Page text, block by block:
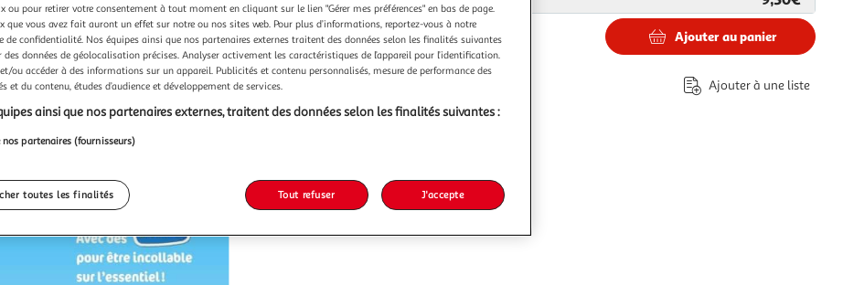
9,50€
Ajouter au panier
Ajouter à une liste
ou pour retirer votre consentement à tout moment en cliquant sur le lien "Gérer mes préférences" en bas de page.
que vous avez fait auront un effet sur notre ou nos sites web. Pour plus d’informations, reportez-vous à notre
de confidentialité. Nos équipes ainsi que nos partenaires externes traitent des données selon les finalités suivantes
des données de géolocalisation précises. Analyser activement les caractéristiques de l’appareil pour l’identification.
ou accéder à des informations sur un appareil. Publicités et contenu personnalisés, mesure de performance des
et du contenu, études d’audience et développement de services.
ainsi que nos partenaires externes, traitent des données selon les finalités suivantes :
nos partenaires (fournisseurs)
toutes les finalités Tout refuser J'accepte